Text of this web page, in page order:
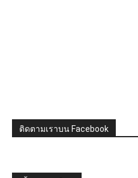
ติดตามเราบน Facebook